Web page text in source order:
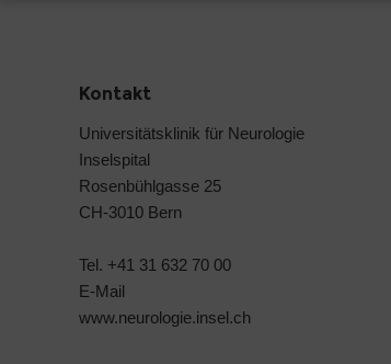
Kontakt
Universitätsklinik für Neurologie
Inselspital
Rosenbühlgasse 25
CH-3010 Bern
Tel. +41 31 632 70 00
E-Mail
www.neurologie.insel.ch